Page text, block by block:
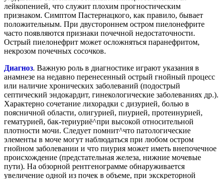
лейкопенией, что служит плохим прогностическим
признаком. Симптом Пастернацкого, как правило, бывает
положительным. При двустороннем остром пиелонефрите
часто появляются признаки почечной недостаточности.
Острый пиелонефрит может осложняться паранефритом,
некрозом почечных сосочков.
Диагноз. Важную роль в диагностике играют указания в
анамнезе на недавно перенесенный острый гнойный процесс
или наличие хронических заболеваний (подострый
септический эндокардит, гинекологические заболеваниях др.).
Характерно сочетание лихорадки с дизурией, болью в
поясничной области, олигурией, пиурией, протеинурией,
гематурией, бак-териуриё^при высокой относительной
плотности мочи. Следует помнит^что патологические
элементы в моче могут наблюдаться при любом остром
гнойном заболевании и что пиурия может иметь внепочечное
происхождение (предстательная железа, нижние мочевые
пути). На обзорной рентгенограмме обнаруживается
увеличение одной из почек в объеме, при экскреторной